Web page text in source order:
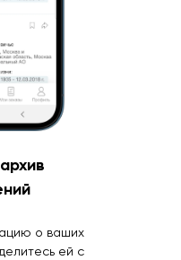
о ваших
ей с